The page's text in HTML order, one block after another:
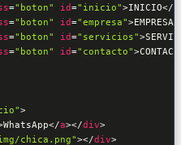
="boton" id="inicio">INICIO</
="boton" id="empresa">EMPRESA
="boton" id="servicios">
="boton" id="contacto">
>
WhatsApp</a></div>
chica.png"></div>